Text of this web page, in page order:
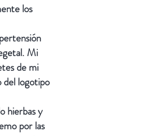
los
Mi
de mi
del logotipo
hierbas y
por las